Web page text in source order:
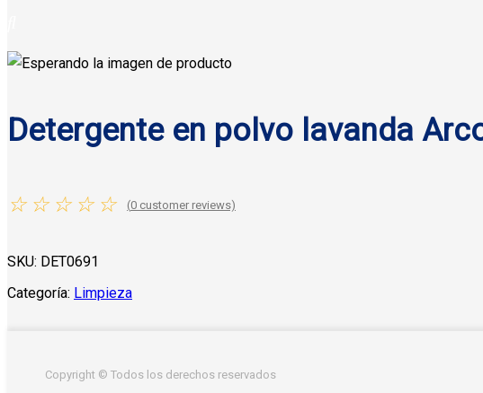
Detergente en polvo lavanda
☆ ☆ ☆ ☆ ☆ (0 customer reviews)
SKU: DET0691
Categoría: Limpieza
Copyright © Todos los derechos reservados